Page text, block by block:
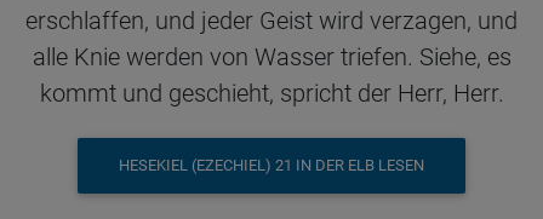
erschlaffen, und jeder Geist wird verzagen, und
alle Knie werden von Wasser triefen. Siehe, es
kommt und geschieht, spricht der Herr, Herr.
HESEKIEL (EZECHIEL) 21 IN DER ELB LESEN